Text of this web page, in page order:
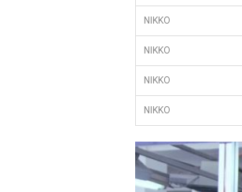
NIKKO
NIKKO
NIKKO
NIKKO